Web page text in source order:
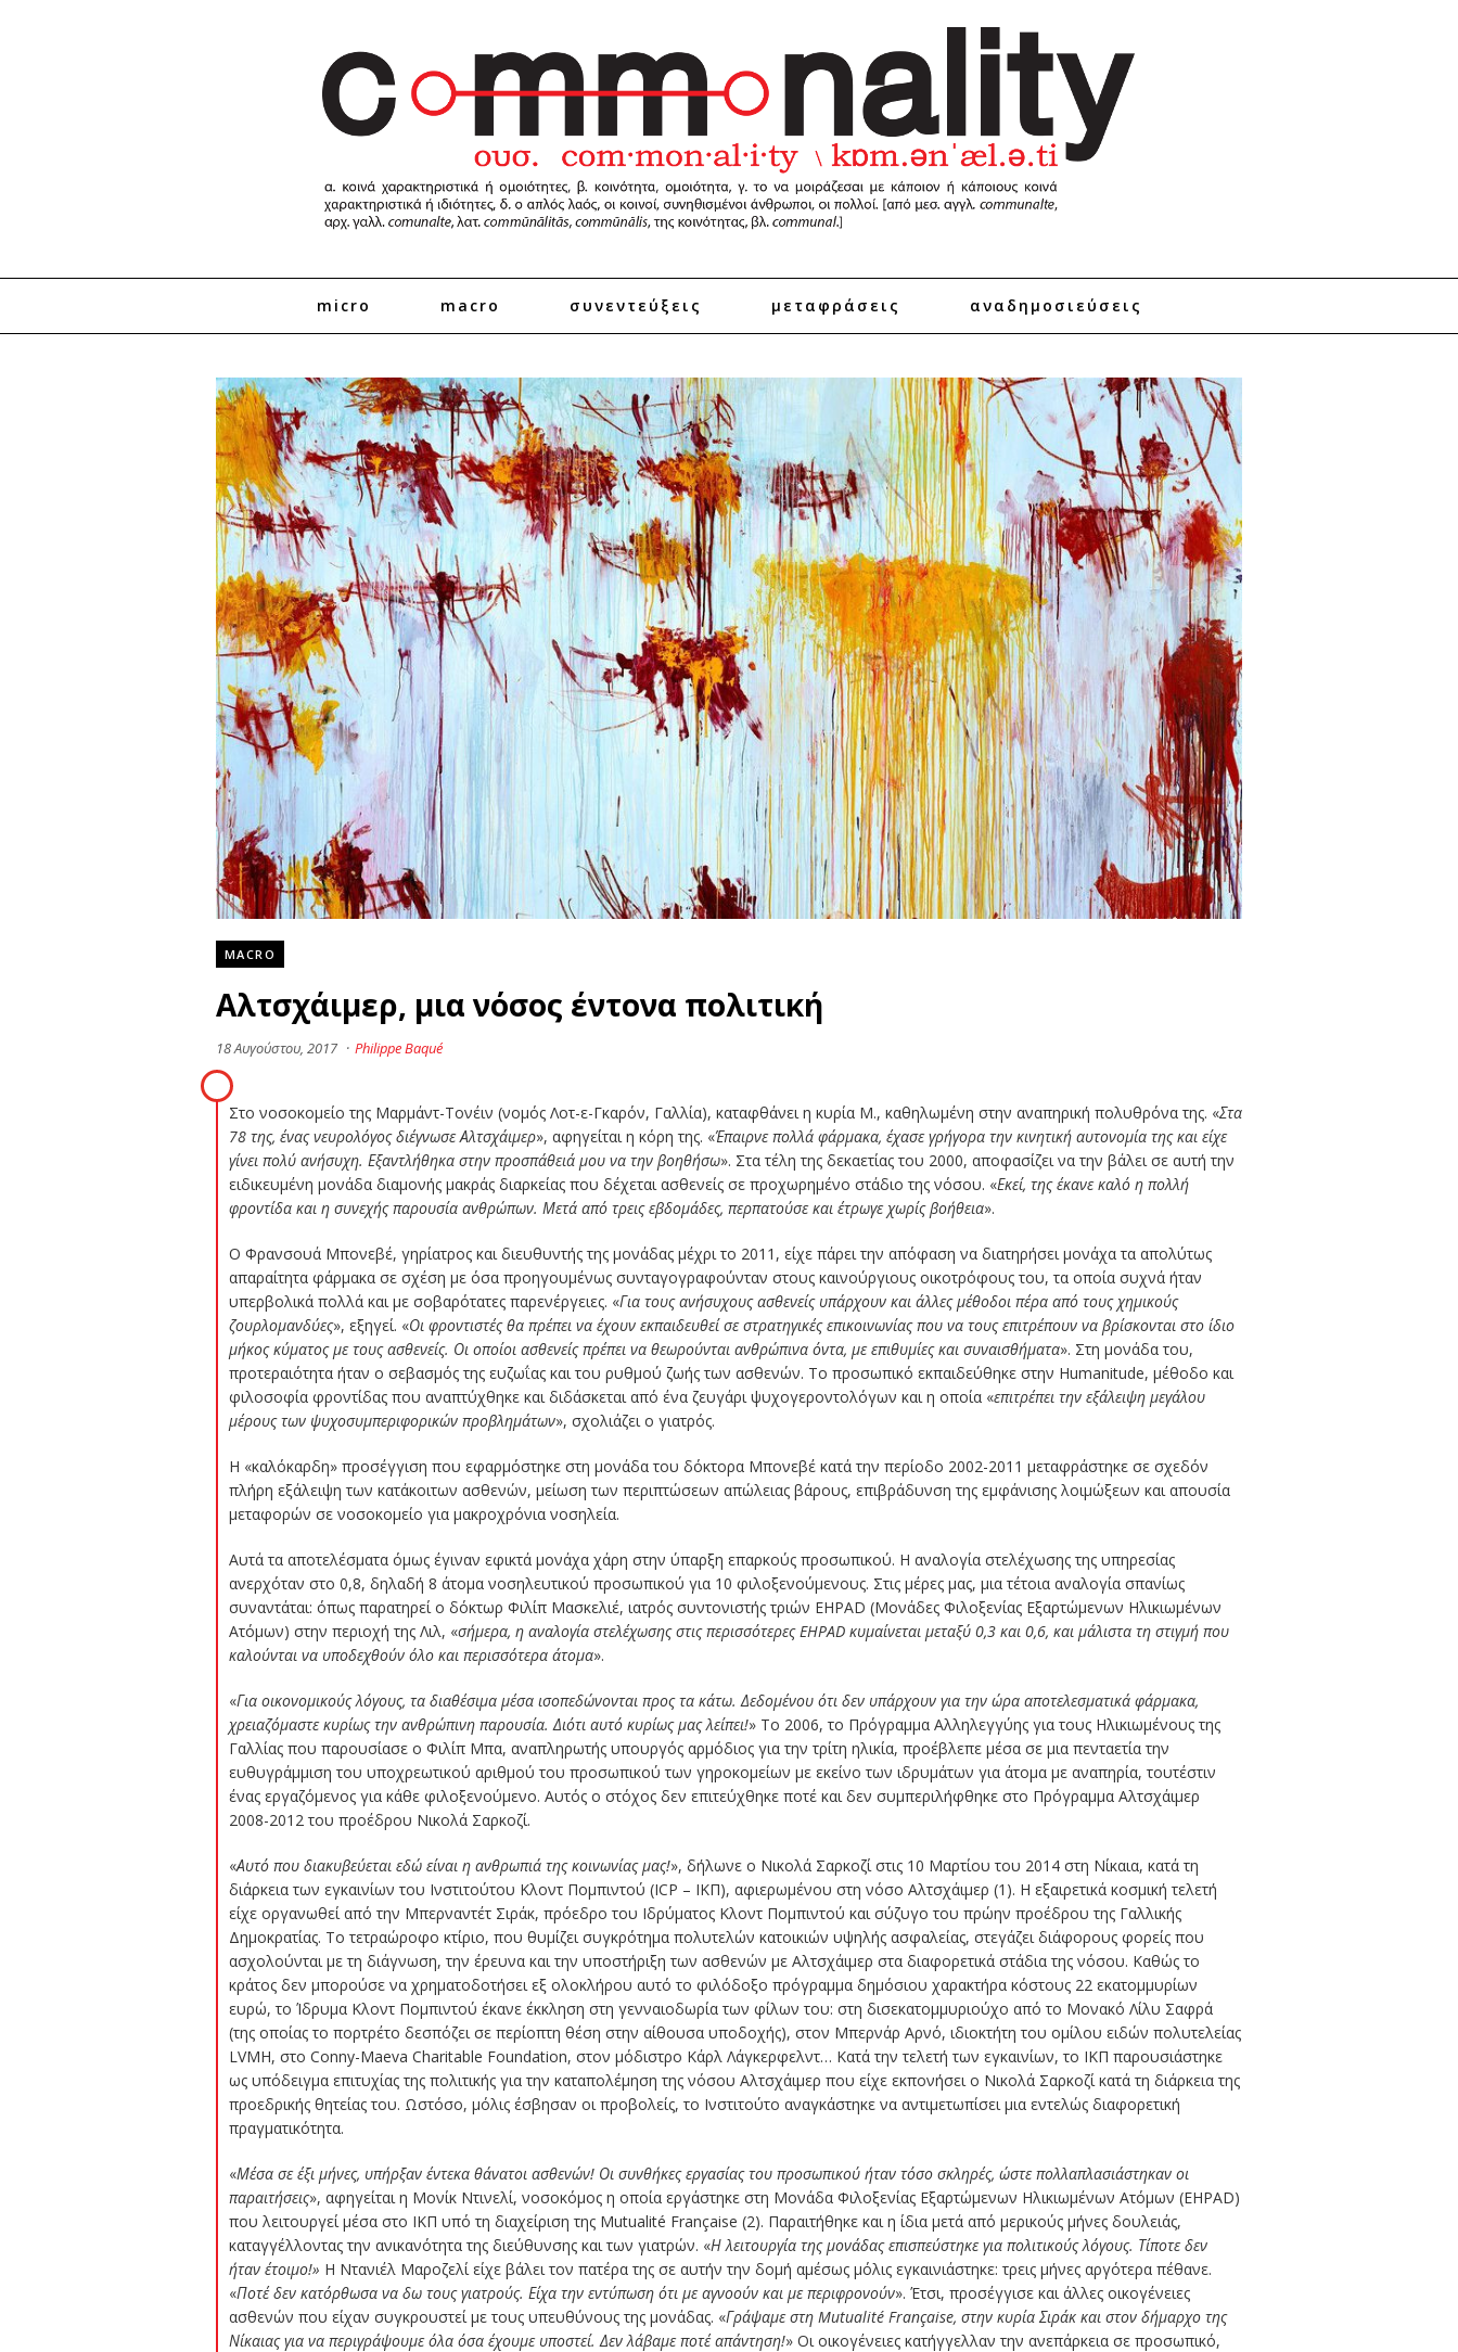
micro macro συνεντεύξεις μεταφράσεις αναδημοσιεύσεις
MACRO
Αλτσχάιμερ, μια νόσος έντονα πολιτική
18 Αυγούστου, 2017 · Philippe Baqué
Στο νοσοκομείο της Μαρμάντ-Τονέιν (νομός Λοτ-ε-Γκαρόν, Γαλλία), καταφθάνει η κυρία Μ., καθηλωμένη στην αναπηρική πολυθρόνα της. «Στα
78 της, ένας νευρολόγος διέγνωσε Αλτσχάιμερ», αφηγείται η κόρη της. «Έπαιρνε πολλά φάρμακα, έχασε γρήγορα την κινητική αυτονομία της και είχε
γίνει πολύ ανήσυχη. Εξαντλήθηκα στην προσπάθειά μου να την βοηθήσω». Στα τέλη της δεκαετίας του 2000, αποφασίζει να την βάλει σε αυτή την
ειδικευμένη μονάδα διαμονής μακράς διαρκείας που δέχεται ασθενείς σε προχωρημένο στάδιο της νόσου. «Εκεί, της έκανε καλό η πολλή
φροντίδα και η συνεχής παρουσία ανθρώπων. Μετά από τρεις εβδομάδες, περπατούσε και έτρωγε χωρίς βοήθεια».
Ο Φρανσουά Μπονεβέ, γηρίατρος και διευθυντής της μονάδας μέχρι το 2011, είχε πάρει την απόφαση να διατηρήσει μονάχα τα απολύτως
απαραίτητα φάρμακα σε σχέση με όσα προηγουμένως συνταγογραφούνταν στους καινούργιους οικοτρόφους του, τα οποία συχνά ήταν
υπερβολικά πολλά και με σοβαρότατες παρενέργειες. «Για τους ανήσυχους ασθενείς υπάρχουν και άλλες μέθοδοι πέρα από τους χημικούς
ζουρλομανδύες», εξηγεί. «Οι φροντιστές θα πρέπει να έχουν εκπαιδευθεί σε στρατηγικές επικοινωνίας που να τους επιτρέπουν να βρίσκονται στο ίδιο
μήκος κύματος με τους ασθενείς. Οι οποίοι ασθενείς πρέπει να θεωρούνται ανθρώπινα όντα, με επιθυμίες και συναισθήματα». Στη μονάδα του,
προτεραιότητα ήταν ο σεβασμός της ευζωΐας και του ρυθμού ζωής των ασθενών. Το προσωπικό εκπαιδεύθηκε στην Humanitude, μέθοδο και
φιλοσοφία φροντίδας που αναπτύχθηκε και διδάσκεται από ένα ζευγάρι ψυχογεροντολόγων και η οποία «επιτρέπει την εξάλειψη μεγάλου
μέρους των ψυχοσυμπεριφορικών προβλημάτων», σχολιάζει ο γιατρός.
Η «καλόκαρδη» προσέγγιση που εφαρμόστηκε στη μονάδα του δόκτορα Μπονεβέ κατά την περίοδο 2002-2011 μεταφράστηκε σε σχεδόν
πλήρη εξάλειψη των κατάκοιτων ασθενών, μείωση των περιπτώσεων απώλειας βάρους, επιβράδυνση της εμφάνισης λοιμώξεων και απουσία
μεταφορών σε νοσοκομείο για μακροχρόνια νοσηλεία.
Αυτά τα αποτελέσματα όμως έγιναν εφικτά μονάχα χάρη στην ύπαρξη επαρκούς προσωπικού. Η αναλογία στελέχωσης της υπηρεσίας
ανερχόταν στο 0,8, δηλαδή 8 άτομα νοσηλευτικού προσωπικού για 10 φιλοξενούμενους. Στις μέρες μας, μια τέτοια αναλογία σπανίως
συναντάται: όπως παρατηρεί ο δόκτωρ Φιλίπ Μασκελιέ, ιατρός συντονιστής τριών EHPAD (Μονάδες Φιλοξενίας Εξαρτώμενων Ηλικιωμένων
Ατόμων) στην περιοχή της Λιλ, «σήμερα, η αναλογία στελέχωσης στις περισσότερεςEHPADκυμαίνεται μεταξύ 0,3 και 0,6, και μάλιστα τη στιγμή που
καλούνται να υποδεχθούν όλο και περισσότερα άτομα».
«Για οικονομικούς λόγους, τα διαθέσιμα μέσα ισοπεδώνονται προς τα κάτω. Δεδομένου ότι δεν υπάρχουν για την ώρα αποτελεσματικά φάρμακα,
χρειαζόμαστε κυρίως την ανθρώπινη παρουσία. Διότι αυτό κυρίως μας λείπει!» Το 2006, το Πρόγραμμα Αλληλεγγύης για τους Ηλικιωμένους της
Γαλλίας που παρουσίασε ο Φιλίπ Μπα, αναπληρωτής υπουργός αρμόδιος για την τρίτη ηλικία, προέβλεπε μέσα σε μια πενταετία την
ευθυγράμμιση του υποχρεωτικού αριθμού του προσωπικού των γηροκομείων με εκείνο των ιδρυμάτων για άτομα με αναπηρία, τουτέστιν
ένας εργαζόμενος για κάθε φιλοξενούμενο. Αυτός ο στόχος δεν επιτεύχθηκε ποτέ και δεν συμπεριλήφθηκε στο Πρόγραμμα Αλτσχάιμερ
2008-2012 του προέδρου Νικολά Σαρκοζί.
«Αυτό που διακυβεύεται εδώ είναι η ανθρωπιά της κοινωνίας μας!», δήλωνε ο Νικολά Σαρκοζί στις 10 Μαρτίου του 2014 στη Νίκαια, κατά τη
διάρκεια των εγκαινίων του Ινστιτούτου Κλοντ Πομπιντού (ICP – ΙΚΠ), αφιερωμένου στη νόσο Αλτσχάιμερ (1). Η εξαιρετικά κοσμική τελετή
είχε οργανωθεί από την Μπερναντέτ Σιράκ, πρόεδρο του Ιδρύματος Κλοντ Πομπιντού και σύζυγο του πρώην προέδρου της Γαλλικής
Δημοκρατίας. Το τετραώροφο κτίριο, που θυμίζει συγκρότημα πολυτελών κατοικιών υψηλής ασφαλείας, στεγάζει διάφορους φορείς που
ασχολούνται με τη διάγνωση, την έρευνα και την υποστήριξη των ασθενών με Αλτσχάιμερ στα διαφορετικά στάδια της νόσου. Καθώς το
κράτος δεν μπορούσε να χρηματοδοτήσει εξ ολοκλήρου αυτό το φιλόδοξο πρόγραμμα δημόσιου χαρακτήρα κόστους 22 εκατομμυρίων
ευρώ, το Ίδρυμα Κλοντ Πομπιντού έκανε έκκληση στη γενναιοδωρία των φίλων του: στη δισεκατομμυριούχο από το Μονακό Λίλυ Σαφρά
(της οποίας το πορτρέτο δεσπόζει σε περίοπτη θέση στην αίθουσα υποδοχής), στον Μπερνάρ Αρνό, ιδιοκτήτη του ομίλου ειδών πολυτελείας
LVMH, στο Conny-Maeva Charitable Foundation, στον μόδιστρο Κάρλ Λάγκερφελντ… Κατά την τελετή των εγκαινίων, το ΙΚΠ παρουσιάστηκε
ως υπόδειγμα επιτυχίας της πολιτικής για την καταπολέμηση της νόσου Αλτσχάιμερ που είχε εκπονήσει ο Νικολά Σαρκοζί κατά τη διάρκεια της
προεδρικής θητείας του. Ωστόσο, μόλις έσβησαν οι προβολείς, το Ινστιτούτο αναγκάστηκε να αντιμετωπίσει μια εντελώς διαφορετική
πραγματικότητα.
«Μέσα σε έξι μήνες, υπήρξαν έντεκα θάνατοι ασθενών! Οι συνθήκες εργασίας του προσωπικού ήταν τόσο σκληρές, ώστε πολλαπλασιάστηκαν οι
παραιτήσεις», αφηγείται η Μονίκ Ντινελί, νοσοκόμος η οποία εργάστηκε στη Μονάδα Φιλοξενίας Εξαρτώμενων Ηλικιωμένων Ατόμων (EHPAD)
που λειτουργεί μέσα στο ΙΚΠ υπό τη διαχείριση της Mutualité Française (2). Παραιτήθηκε και η ίδια μετά από μερικούς μήνες δουλειάς,
καταγγέλλοντας την ανικανότητα της διεύθυνσης και των γιατρών. «Η λειτουργία της μονάδας επισπεύστηκε για πολιτικούς λόγους. Τίποτε δεν
ήταν έτοιμο!» Η Ντανιέλ Μαροζελί είχε βάλει τον πατέρα της σε αυτήν την δομή αμέσως μόλις εγκαινιάστηκε: τρεις μήνες αργότερα πέθανε.
«Ποτέ δεν κατόρθωσα να δω τους γιατρούς. Είχα την εντύπωση ότι με αγνοούν και με περιφρονούν». Έτσι, προσέγγισε και άλλες οικογένειες
ασθενών που είχαν συγκρουστεί με τους υπευθύνους της μονάδας. «Γράψαμε στη Mutualité Française, στην κυρία Σιράκ και στον δήμαρχο της
Νίκαιας για να περιγράψουμε όλα όσα έχουμε υποστεί. Δεν λάβαμε ποτέ απάντηση!» Οι οικογένειες κατήγγελλαν την ανεπάρκεια σε προσωπικό,